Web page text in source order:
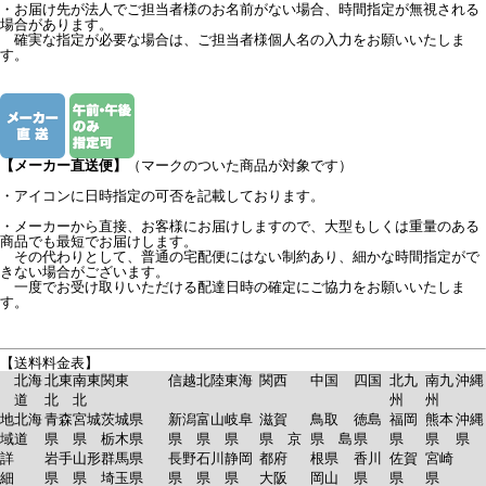
・お届け先が法人でご担当者様のお名前がない場合、時間指定が無視される
場合があります。
確実な指定が必要な場合は、ご担当者様個人名の入力をお願いいたしま
す。
【メーカー直送便】
（マークのついた商品が対象です）
・アイコンに日時指定の可否を記載しております。
・メーカーから直接、お客様にお届けしますので、大型もしくは重量のある
商品でも最短でお届けします。
その代わりとして、普通の宅配便にはない制約あり、細かな時間指定がで
きない場合がございます。
一度でお受け取りいただける配達日時の確定にご協力をお願いいたしま
す。
【送料料金表】
北海
道
北東
北
南東
北
関東 信越北陸東海 関西 中国 四国 北九
州
南九
州
沖縄
地
域
詳
細
北海
道
青森
県
岩手
県
宮城
県
山形
県
茨城県
栃木県
群馬県
埼玉県
新潟
県
長野
県
富山
県
石川
県
岐阜
県
静岡
県
滋賀
県 京
都府
大阪
鳥取
県 島
根県
岡山
徳島
県
香川
県
福岡
県
佐賀
県
熊本
県
宮崎
県
沖縄
県